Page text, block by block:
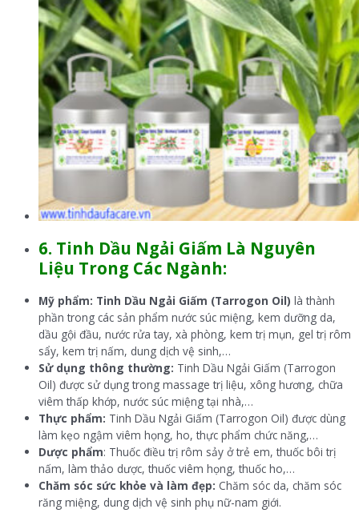
6. Tinh Dầu Ngải Giấm Là Nguyên
Liệu Trong Các Ngành:
Mỹ phẩm: Tinh Dầu Ngải Giấm (Tarrogon Oil) là thành
phần trong các sản phẩm nước súc miệng, kem dưỡng da,
dầu gội đầu, nước rửa tay, xà phòng, kem trị mụn, gel trị rôm
sẩy, kem trị nấm, dung dịch vệ sinh,…
Sử dụng thông thường: Tinh Dầu Ngải Giấm (Tarrogon
Oil) được sử dụng trong massage trị liệu, xông hương, chữa
viêm thấp khớp, nước súc miệng tại nhà,…
Thực phẩm: Tinh Dầu Ngải Giấm (Tarrogon Oil) được dùng
làm kẹo ngậm viêm họng, ho, thực phẩm chức năng,…
Dược phẩm: Thuốc điều trị rôm sảy ở trẻ em, thuốc bôi trị
nấm, làm thảo dược, thuốc viêm họng, thuốc ho,…
Chăm sóc sức khỏe và làm đẹp: Chăm sóc da, chăm sóc
răng miệng, dung dịch vệ sinh phụ nữ-nam giới.